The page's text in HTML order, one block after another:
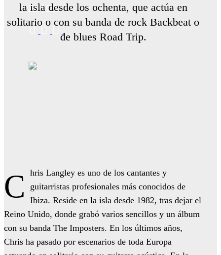
ES CA
la isla desde los ochenta, que actúa en
solitario o con su banda de rock Backbeat o
de blues Road Trip.
Chris Langley es uno de los cantantes y
guitarristas profesionales más conocidos de
Ibiza. Reside en la isla desde 1982, tras dejar el
Reino Unido, donde grabó varios sencillos y un álbum
con su banda The Imposters. En los últimos años,
Chris ha pasado por escenarios de toda Europa